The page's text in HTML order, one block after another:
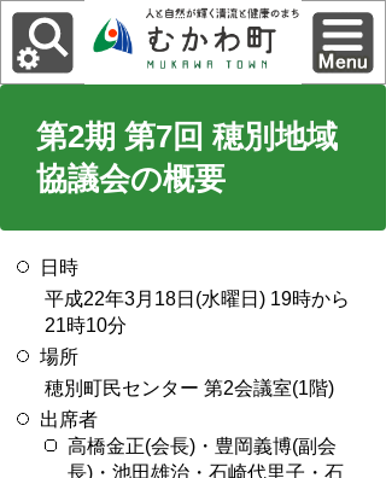
第2期 第7回 穂別地域
協議会の概要
日時
平成22年3月18日(水曜日) 19時から
21時10分
場所
穂別町民センター 第2会議室(1階)
出席者
高橋金正(会長)・豊岡義博(副会
長)・池田雄治・石崎代里子・石